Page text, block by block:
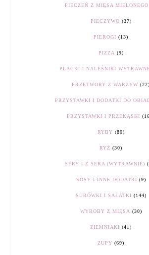
PIECZEŃ Z MIĘSA MIELONEGO
PIECZYWO (37)
PIEROGI (13)
PIZZA (9)
PLACKI I NALEŚNIKI
PRZETWORY Z WARZYW (22)
PRZYSTAWKI I DODATKI DO
PRZYSTAWKI I PRZEKĄSKI
RYBY (80)
RYŻ (30)
SERY I Z SERA (WYTRAWNIE)
SOSY I INNE DODATKI (9)
SURÓWKI I SAŁATKI (144)
WYROBY Z MIĘSA (30)
ZIEMNIAKI (41)
ZUPY (69)